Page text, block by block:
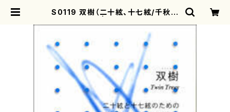
S0119 双樹（二十絃、十七絃/千秋次